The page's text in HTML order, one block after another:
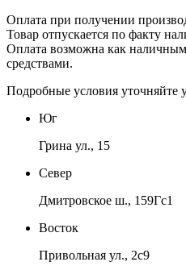
Оплата при получении
Товар отпускается по факту
Оплата возможна как
средствами.
Подробные условия уточняйте
Юг
Грина ул., 15
Север
Дмитровское ш., 159Гс1
Восток
Привольная ул., 2с9